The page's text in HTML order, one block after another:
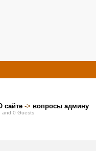
сайте -> вопросы админу
and 0 Guests